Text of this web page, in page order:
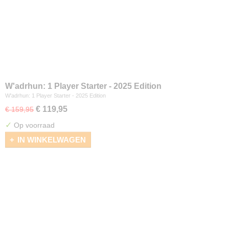
W'adrhun: 1 Player Starter - 2025 Edition
W'adrhun: 1 Player Starter - 2025 Edition
€ 159,95 € 119,95
✓ Op voorraad
IN WINKELWAGEN